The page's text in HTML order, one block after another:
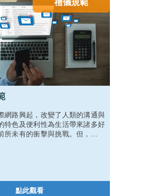
禮儀規範
網路興起，改變了人類的溝通與
特色及便利性為生活帶來諸多好
所未有的衝擊與挑戰。但，歸根
之必要。培養適當的網路使用習
的優點，避免或降低其帶來的負
點此觀看